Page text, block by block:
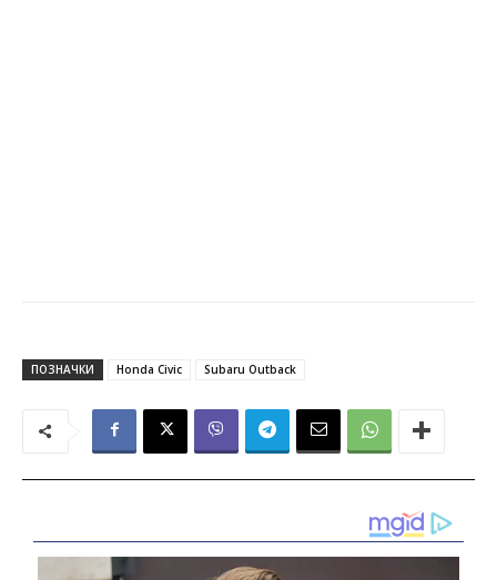
ПОЗНАЧКИ Honda Civic Subaru Outback